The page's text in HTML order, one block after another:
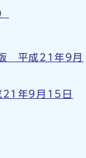
版 平成21年9月
21年9月15日